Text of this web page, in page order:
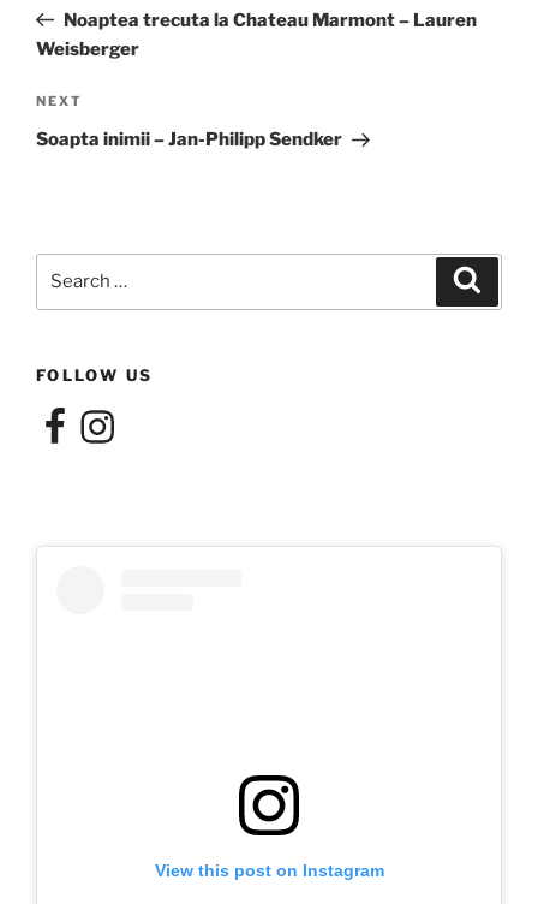
PostNoaptea trecuta la Chateau Marmont – Lauren
Weisberger
Next
Post
NEXT
Soapta inimii – Jan-Philipp Sendker
FOLLOW US
FacebookInstagram
View this post on Instagram